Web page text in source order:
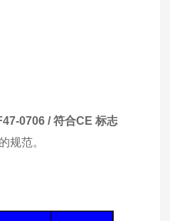
0706 / 符合CE 标志
规范。